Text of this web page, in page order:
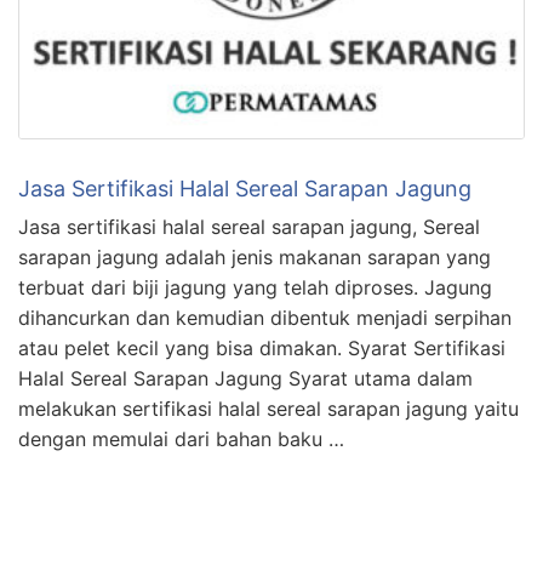
Jasa Sertifikasi Halal Sereal Sarapan Jagung
Jasa sertifikasi halal sereal sarapan jagung, Sereal
sarapan jagung adalah jenis makanan sarapan yang
terbuat dari biji jagung yang telah diproses. Jagung
dihancurkan dan kemudian dibentuk menjadi serpihan
atau pelet kecil yang bisa dimakan. Syarat Sertifikasi
Halal Sereal Sarapan Jagung Syarat utama dalam
melakukan sertifikasi halal sereal sarapan jagung yaitu
dengan memulai dari bahan baku …